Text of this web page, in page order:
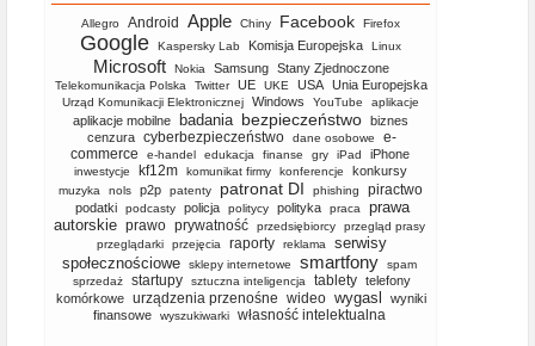
Allegro Android Apple Chiny Facebook Firefox
Google Kaspersky Lab Komisja Europejska Linux
Microsoft Nokia Samsung Stany Zjednoczone
Telekomunikacja Polska Twitter UE UKE USA Unia Europejska
Urząd Komunikacji Elektronicznej Windows YouTube aplikacje
aplikacje mobilne badania bezpieczeństwo biznes
cenzura cyberbezpieczeństwo dane osobowe
e-
commerce
e-handel edukacja finanse gry iPad iPhone
inwestycje kf12m komunikat firmy konferencje konkursy
muzyka nols p2p patenty patronat DI phishing piractwo
podatki podcasty policja politycy polityka praca
prawa
autorskie prawo prywatność przedsiębiorcy
przegląd prasy
przeglądarki
przejęcia raporty reklama
serwisy
społecznościowe
sklepy internetowe smartfony
spam
sprzedaż
startupy sztuczna inteligencja tablety telefony
komórkowe
urządzenia przenośne wideo wygasl
wyniki
finansowe
wyszukiwarki własność intelektualna